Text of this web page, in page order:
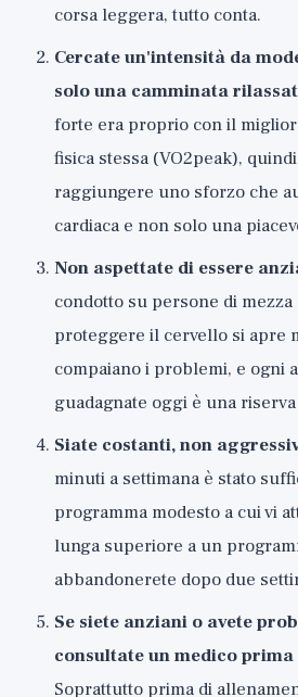
corsa leggera, tutto conta.
Cercate un'intensità da
solo una camminata
forte era proprio con il
fisica stessa (VO2peak),
raggiungere uno sforzo che
cardiaca e non solo una
Non aspettate di essere
condotto su persone di
proteggere il cervello si apre
compaiano i problemi, e ogni
guadagnate oggi è una
Siate costanti, non
minuti a settimana è stato
programma modesto a cui vi
lunga superiore a un
abbandonerete dopo due
Se siete anziani o avete
consultate un medico
Soprattutto prima di